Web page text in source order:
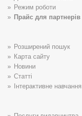
Режим роботи
Прайс для партнерів
Розширений пошук
Карта сайту
Новини
Статті
Інтерактивне навчання